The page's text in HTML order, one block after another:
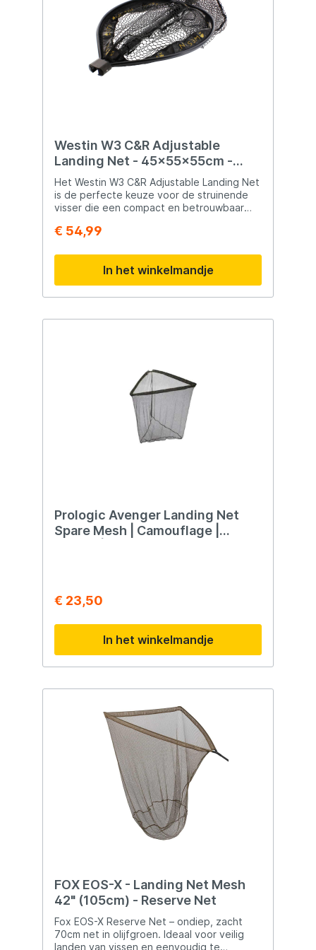
Westin W3 C&R Adjustable
Landing Net - 45x55x55cm -
Handle Length 70/110cm
Het Westin W3 C&R Adjustable Landing Net
is de perfecte keuze voor de struinende
visser die een compact en betrouwbaar
klapsysteem en de uitschuifbare steel is
Ideaal voor catch & release, want het
rubber gecoate net voorkomt het
vastzitten van haken en beschermt de vis.
Of je nu langs de waterkant struint of
Adjustable Landing Net haal je jouw vangst
70 tot 110 cm Netafmetingen: 45 x 55 x 55
€ 54,99
In het winkelmandje
Prologic Avenger Landing Net
Spare Mesh | Camouflage |
€ 23,50
In het winkelmandje
FOX EOS-X - Landing Net Mesh
42" (105cm) - Reserve Net
Fox EOS-X Reserve Net – ondiep, zacht
70cm net in olijfgroen. Ideaal voor veilig
landen van vissen en eenvoudig te